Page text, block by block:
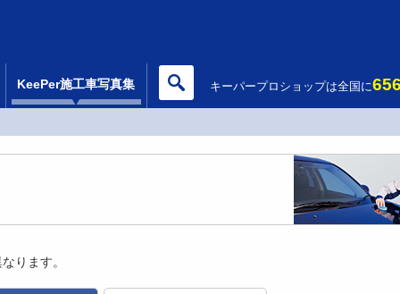
KeePer施工車写真集 キーパープロショップは全国に
ります。